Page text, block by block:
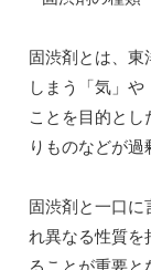
固渋剤とは、東
しまう「気」
ことを目的と
りものなどが過
固渋剤と一口に
れ異なる性質を